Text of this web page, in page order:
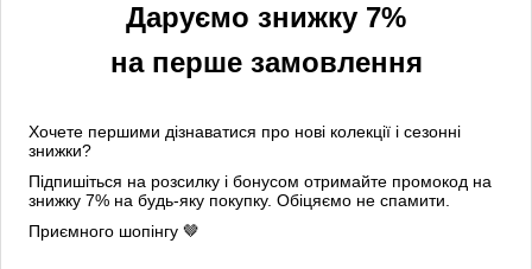
Даруємо знижку 7%
на перше замовлення
Хочете першими дізнаватися про нові колекції і сезонні
знижки?
Підпишіться на розсилку і бонусом отримайте промокод на
знижку 7% на будь-яку покупку. Обіцяємо не спамити.
Приємного шопінгу 🤎